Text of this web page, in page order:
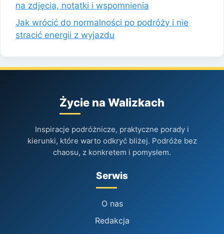
na zdjęcia, notatki i wspomnienia
Jak wrócić do normalności po podróży i nie
stracić energii z wyjazdu
Życie na Walizkach
Inspiracje podróżnicze, praktyczne porady i
kierunki, które warto odkryć bliżej. Podróże bez
chaosu, z konkretem i pomysłem.
Serwis
O nas
Redakcja